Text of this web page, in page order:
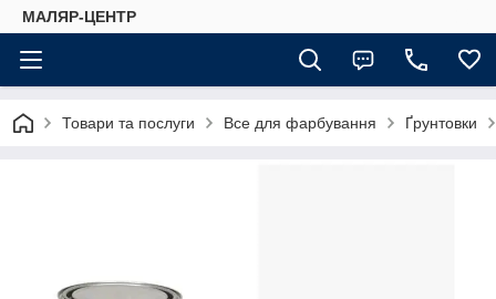
МАЛЯР-ЦЕНТР
Товари та послуги Все для фарбування Ґрунтовки